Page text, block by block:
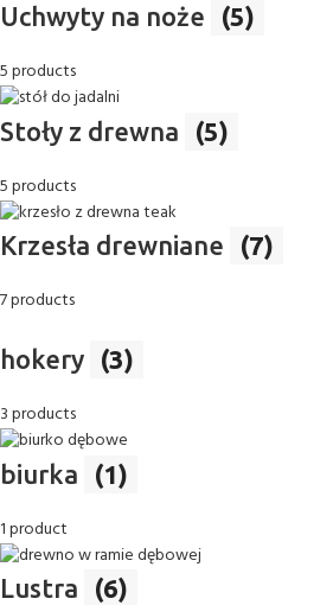
Uchwyty na noże (5)
5 products
Stoły z drewna (5)
5 products
Krzesła drewniane (7)
7 products
hokery (3)
3 products
biurka (1)
1 product
Lustra (6)